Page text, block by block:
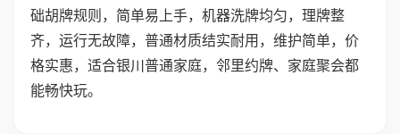
础胡牌规则，简单易上手，机器洗牌均匀，理牌整
齐，运行无故障，普通材质结实耐用，维护简单，价
格实惠，适合银川普通家庭，邻里约牌、家庭聚会都
能畅快玩。